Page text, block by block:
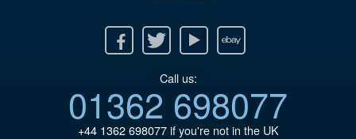
Twitter Youtube Ebay
Call us:
01362 698077
+44 1362 698077if you're not in the UK